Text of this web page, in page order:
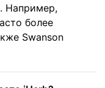
Например,
более
Swanson